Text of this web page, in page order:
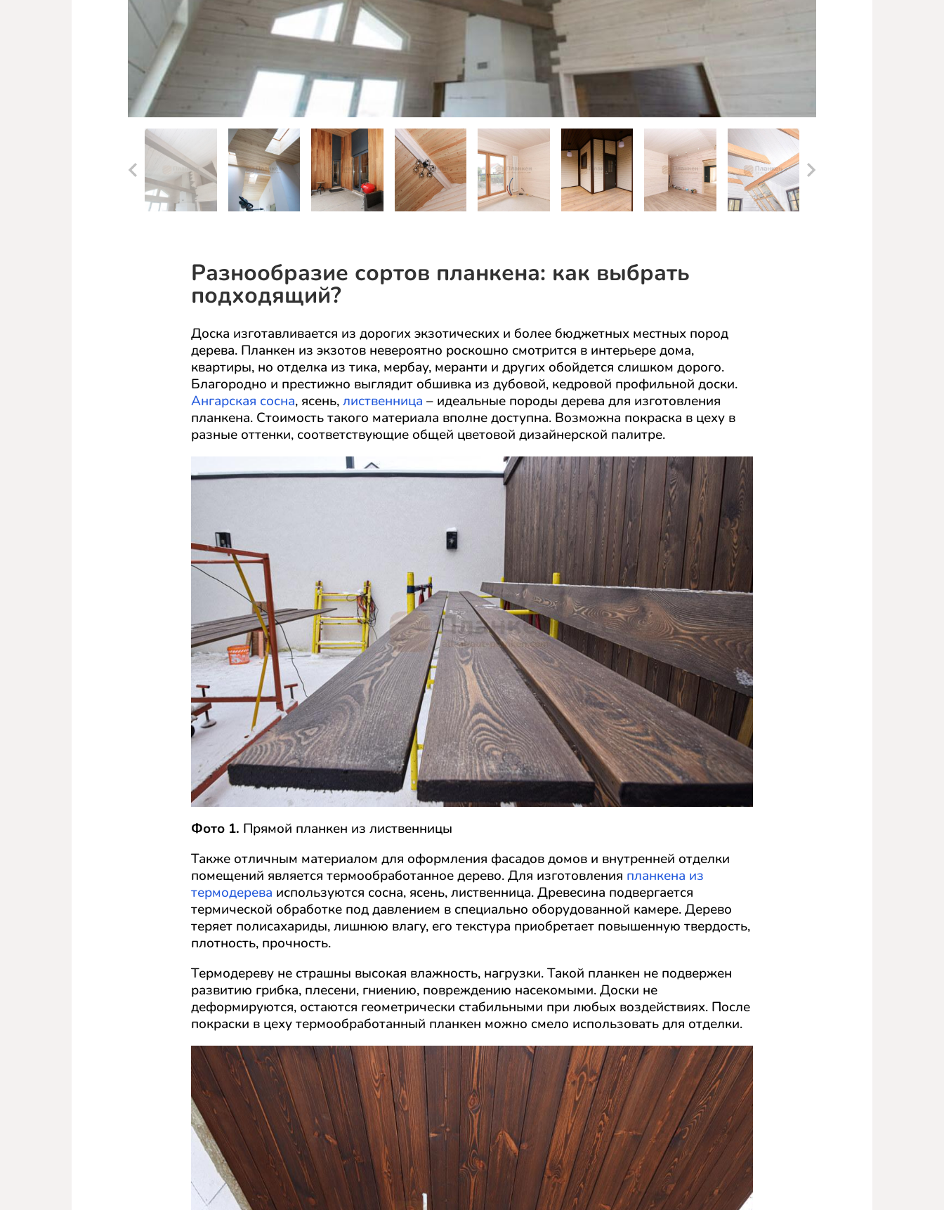
Разнообразие сортов планкена: как выбрать
подходящий?
Доска изготавливается из дорогих экзотических и более бюджетных местных пород
дерева. Планкен из экзотов невероятно роскошно смотрится в интерьере дома,
квартиры, но отделка из тика, мербау, меранти и других обойдется слишком дорого.
Благородно и престижно выглядит обшивка из дубовой, кедровой профильной доски.
Ангарская сосна, ясень,лиственница – идеальные породы дерева для изготовления
планкена. Стоимость такого материала вполне доступна. Возможна покраска в цеху в
разные оттенки, соответствующие общей цветовой дизайнерской палитре.
Фото 1. Прямой планкен из лиственницы
Также отличным материалом для оформления фасадов домов и внутренней отделки
помещений является термообработанное дерево. Для изготовления планкена из
термодерева используются сосна, ясень, лиственница. Древесина подвергается
термической обработке под давлением в специально оборудованной камере. Дерево
теряет полисахариды, лишнюю влагу, его текстура приобретает повышенную твердость,
плотность, прочность.
Термодереву не страшны высокая влажность, нагрузки. Такой планкен не подвержен
развитию грибка, плесени, гниению, повреждению насекомыми. Доски не
деформируются, остаются геометрически стабильными при любых воздействиях. После
покраски в цеху термообработанный планкен можно смело использовать для отделки.